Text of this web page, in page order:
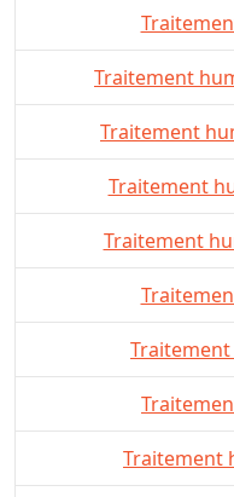
Traitement
Traitement
Traitement
Traitement
Traitement